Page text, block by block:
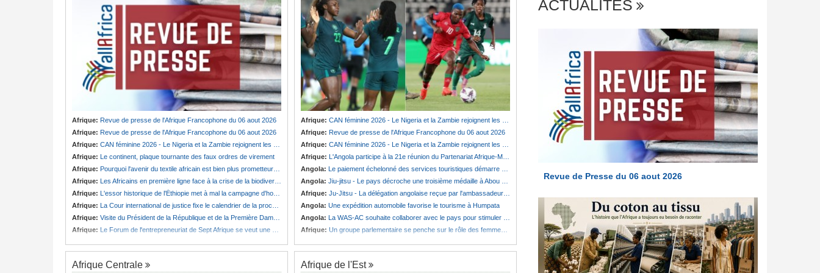
Afrique: Revue de presse de l'Afrique Francophone du 06 aout 2026
Afrique: Revue de presse de l'Afrique Francophone du 06 aout 2026
Afrique: CAN féminine 2026 - Le Nigeria et la Zambie rejoignent les quarts de finale
Afrique: Le continent, plaque tournante des faux ordres de virement
Afrique: Pourquoi l'avenir du textile africain est bien plus prometteur que ne le laissent penser les chiffres
Afrique: Les Africains en première ligne face à la crise de la biodiversité
Afrique: L'essor historique de l'Éthiopie met à mal la campagne d'hostilité menée par Le Caire
Afrique: La Cour international de justice fixe le calendrier de la procédure engagée par la RDC contre le Rwanda
Afrique: Visite du Président de la République et de la Première Dame à Yamoussoukro
Afrique: Le Forum de l'entrepreneuriat de Sept Afrique se veut une plateforme de mobilisation des investissements
Afrique: CAN féminine 2026 - Le Nigeria et la Zambie rejoignent les quarts de finale
Afrique: Revue de presse de l'Afrique Francophone du 06 aout 2026
Afrique: CAN féminine 2026 - Le Nigeria et la Zambie rejoignent les quarts de finale
Afrique: L'Angola participe à la 21e réunion du Partenariat Afrique-Monde arabe au Caire
Angola: Le paiement échelonné des services touristiques démarre ce jeudi
Angola: Jiu-jitsu - Le pays décroche une troisième médaille à Abou Dabi
Afrique: Ju-Jitsu - La délégation angolaise reçue par l'ambassadeur d'Angola aux Émirats arabes unis
Angola: Une expédition automobile favorise le tourisme à Humpata
Angola: La WAS-AC souhaite collaborer avec le pays pour stimuler l'aquaculture
Afrique: Un groupe parlementaire se penche sur le rôle des femmes dans l'interaction avec les communautés
Afrique Centrale Afrique de l'Est
ACTUALITÉS
Revue de Presse du 06 aout 2026